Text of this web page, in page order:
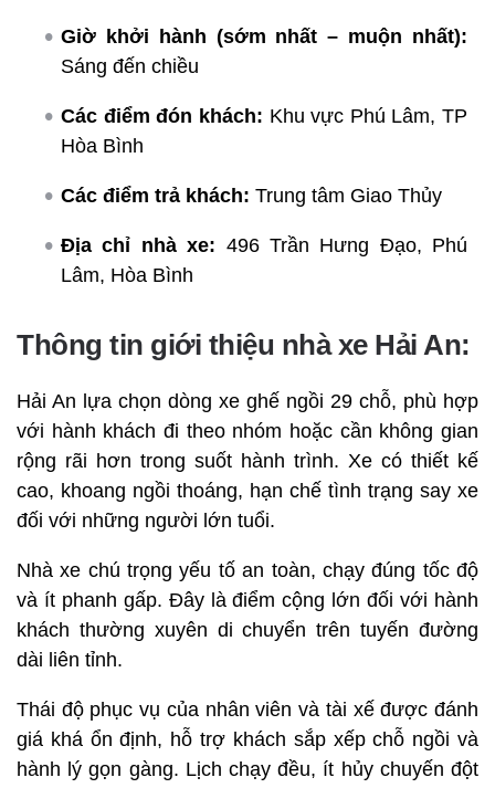
Giờ khởi hành (sớm nhất – muộn nhất):
Sáng đến chiều
Các điểm đón khách: Khu vực Phú Lâm, TP
Hòa Bình
Các điểm trả khách: Trung tâm Giao Thủy
Địa chỉ nhà xe: 496 Trần Hưng Đạo, Phú
Lâm, Hòa Bình
Thông tin giới thiệu nhà xe Hải An:
Hải An lựa chọn dòng xe ghế ngồi 29 chỗ, phù hợp
với hành khách đi theo nhóm hoặc cần không gian
rộng rãi hơn trong suốt hành trình. Xe có thiết kế
cao, khoang ngồi thoáng, hạn chế tình trạng say xe
đối với những người lớn tuổi.
Nhà xe chú trọng yếu tố an toàn, chạy đúng tốc độ
và ít phanh gấp. Đây là điểm cộng lớn đối với hành
khách thường xuyên di chuyển trên tuyến đường
dài liên tỉnh.
Thái độ phục vụ của nhân viên và tài xế được đánh
giá khá ổn định, hỗ trợ khách sắp xếp chỗ ngồi và
hành lý gọn gàng. Lịch chạy đều, ít hủy chuyến đột